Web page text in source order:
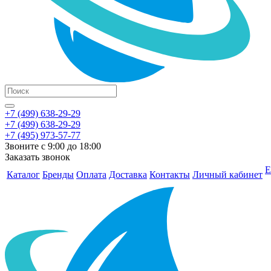
+7 (499) 638-29-29
+7 (499) 638-29-29
+7 (495) 973-57-77
Звоните с 9:00 до 18:00
Заказать звонок
Каталог Бренды Оплата Доставка Контакты Личный кабинет